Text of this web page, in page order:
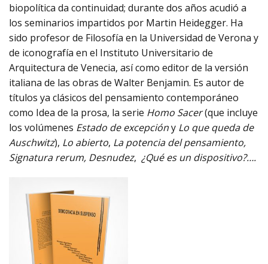
biopolítica da continuidad; durante dos años acudió a
los seminarios impartidos por Martin Heidegger. Ha
sido profesor de Filosofía en la Universidad de Verona y
de iconografía en el Instituto Universitario de
Arquitectura de Venecia, así como editor de la versión
italiana de las obras de Walter Benjamin. Es autor de
títulos ya clásicos del pensamiento contemporáneo
como Idea de la prosa, la serie Homo Sacer(que incluye
los volúmenes Estado de excepcióny Lo que queda de
Auschwitz), Lo abierto, La potencia del pensamiento,
Signatura rerum, Desnudez, ¿Qué es un dispositivo?….